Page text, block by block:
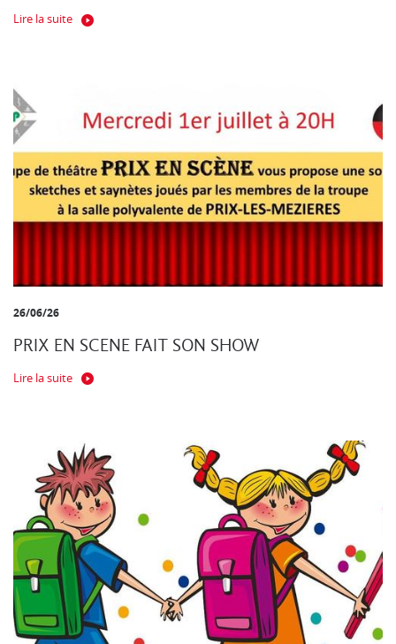
Lire la suite
26/06/26
PRIX EN SCENE FAIT SON SHOW
Lire la suite